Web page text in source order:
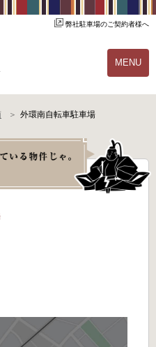
弊社駐車場のご契約者様へ
MENU
ご契約の流れ
駐輪場オーナー様へ
外環南自転車駐車場